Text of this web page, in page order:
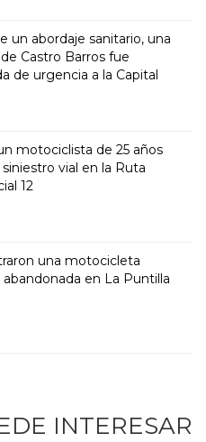
un abordaje sanitario, una
Castro Barros fue
de urgencia a la Capital
motociclista de 25 años
vial en la Ruta
12
una motocicleta
abandonada en La Puntilla
INTERESAR